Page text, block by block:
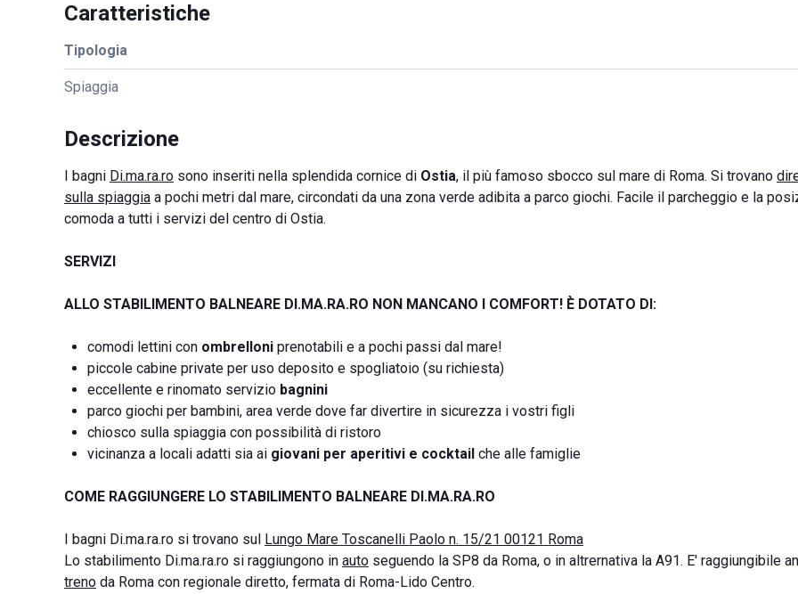
Caratteristiche
Tipologia
Spiaggia
Descrizione
I bagni Di.ma.ra.ro sono inseriti nella splendida cornice di Ostia, il più famoso sbocco sul mare di Roma. Si trovano
sulla spiaggia a pochi metri dal mare, circondati da una zona verde adibita a parco giochi. Facile il parcheggio e la
comoda a tutti i servizi del centro di Ostia.
SERVIZI
ALLO STABILIMENTO BALNEARE DI.MA.RA.RO NON MANCANO I COMFORT! È DOTATO DI:
comodi lettini con ombrelloni prenotabili e a pochi passi dal mare!
piccole cabine private per uso deposito e spogliatoio (su richiesta)
eccellente e rinomato servizio bagnini
parco giochi per bambini, area verde dove far divertire in sicurezza i vostri figli
chiosco sulla spiaggia con possibilità di ristoro
vicinanza a locali adatti sia ai giovani per aperitivi e cocktail che alle famiglie
COME RAGGIUNGERE LO STABILIMENTO BALNEARE DI.MA.RA.RO
I bagni Di.ma.ra.ro si trovano sul Lungo Mare Toscanelli Paolo n. 15/21 00121 Roma
Lo stabilimento Di.ma.ra.ro si raggiungono in auto seguendo la SP8 da Roma, o in altrernativa la A91. E' raggiungibile
treno da Roma con regionale diretto, fermata di Roma-Lido Centro.